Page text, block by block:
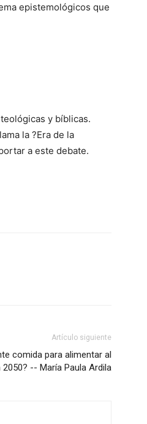
epistemológicos que
y bíblicas.
la ?Era de la
a este debate.
Artículo siguiente
comida para alimentar al
-- María Paula Ardila